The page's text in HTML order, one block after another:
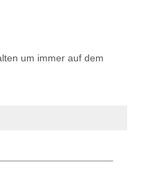
um immer auf dem